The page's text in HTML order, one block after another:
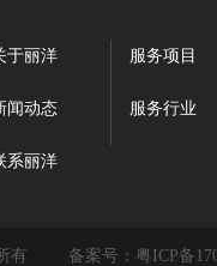
于丽洋 服务项目
闻动态 服务行业
系丽洋
有 备案号： 粤ICP备